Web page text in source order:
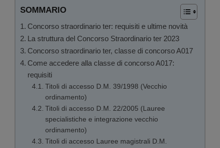
SOMMARIO
Concorso straordinario ter: requisiti e ultime novità
La struttura del Concorso Straordinario ter 2023
Concorso straordinario ter, classe di concorso A017
Come accedere alla classe di concorso A017:
requisiti
Titoli di accesso D.M. 39/1998 (Vecchio
ordinamento)
Titoli di accesso D.M. 22/2005 (Lauree
specialistiche e integrazione vecchio
ordinamento)
Titoli di accesso Lauree magistrali D.M.